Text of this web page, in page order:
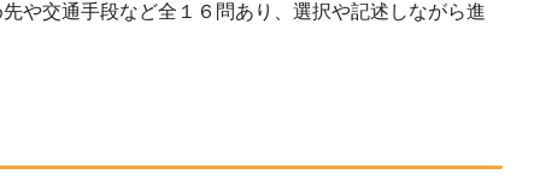
や交通手段など全１６問あり、選択や記述しながら進